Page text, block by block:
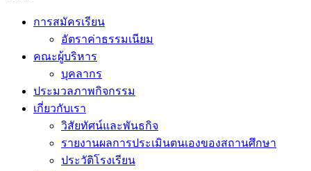
การสมัครเรียน
อัตราค่าธรรมเนียม
คณะผู้บริหาร
บุคลากร
ประมวลภาพกิจกรรม
เกี่ยวกับเรา
วิสัยทัศน์และพันธกิจ
รายงานผลการประเมินตนเองของสถานศึกษา
ประวัติโรงเรียน